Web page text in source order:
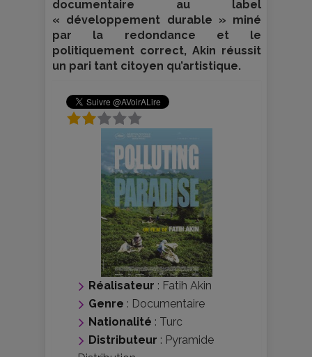
documentaire au label
« développement durable » miné
par la redondance et le
politiquement correct, Akin réussit
un pari tant citoyen qu’artistique.
Réalisateur : Fatih Akin
Genre : Documentaire
Nationalité : Turc
Distributeur : Pyramide